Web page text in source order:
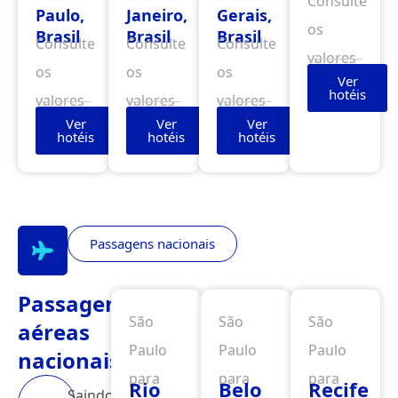
Paulo,
Brasil
Consulte
os
valores
Ver
hotéis
Janeiro,
Brasil
Consulte
os
valores
Ver
hotéis
Gerais,
Brasil
Consulte
os
valores
Ver
hotéis
os
valores
Ver
hotéis
Passagens nacionais
Passagens
aéreas
nacionais
São
Paulo
para
Rio
São
Paulo
para
Belo
São
Paulo
para
Recife